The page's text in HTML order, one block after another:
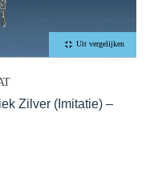
Uit vergelijken
Zilver (Imitatie) –